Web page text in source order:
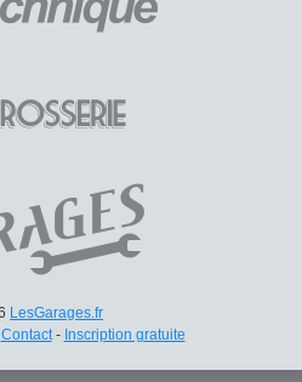
LesGarages.fr
Contact- Inscription gratuite